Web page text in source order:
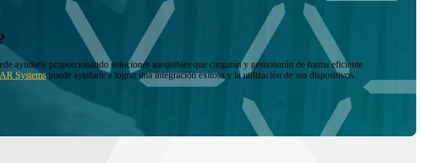
ayudarle proporcionando soluciones asequibles que cargarán y gestionarán de forma eficiente
Systems puede ayudarle a lograr una integración exitosa y la utilización de sus dispositivos.